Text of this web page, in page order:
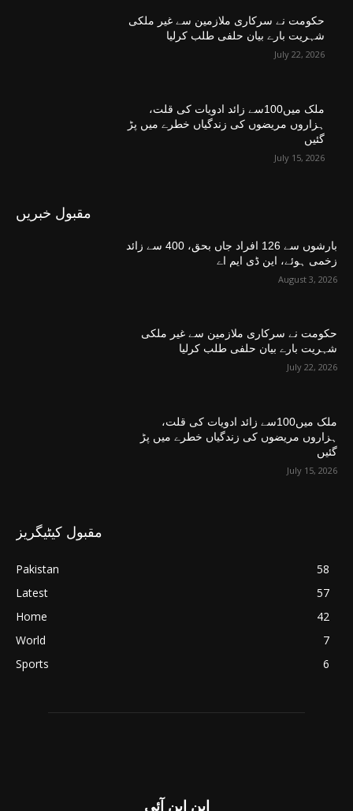
حکومت نے سرکاری ملازمین سے غیر ملکی
شہریت بارے بیان حلفی طلب کرلیا
July 22, 2026
ملک میں100سے زائد ادویات کی قلت،
ہزاروں مریضوں کی زندگیاں خطرے میں پڑ
گئیں
July 15, 2026
مقبول خبریں
بارشوں سے 126 افراد جاں بحق، 400 سے زائد
زخمی ہوئے، این ڈی ایم اے
August 3, 2026
حکومت نے سرکاری ملازمین سے غیر ملکی
شہریت بارے بیان حلفی طلب کرلیا
July 22, 2026
ملک میں100سے زائد ادویات کی قلت،
ہزاروں مریضوں کی زندگیاں خطرے میں پڑ
گئیں
July 15, 2026
مقبول کیٹیگریز
Pakistan
58
Latest
57
Home
42
World
7
Sports
6
این این آئی